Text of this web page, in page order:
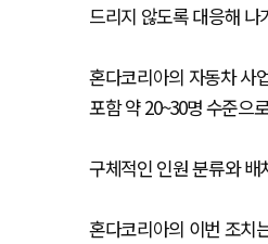
드리지 않도록 대응해 나
혼다코리아의 자동차 사
포함 약 20~30명 수준으
구체적인 인원 분류와
혼다코리아의 이번 조치